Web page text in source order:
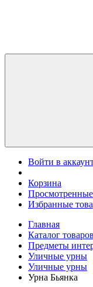
Войти в
Корзина
Избранные
Главная
Каталог товаров
Предметы
Уличные урны
Уличные урны
Урна Бьянка